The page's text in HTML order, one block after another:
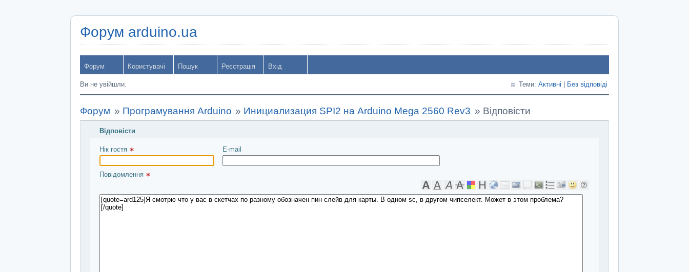
Форум arduino.ua
Форум Користувачі Пошук Реєстрація Вхід
Ви не увійшли. Теми: Активні Без відповіді
Форум » Програмування Arduino » Инициализация SPI2 на Arduino Mega 2560 Rev3 » Відповісти
Відповісти
Введіть повідомлення і натисніть Надіслати
Нік гостя E-mail
Повідомлення